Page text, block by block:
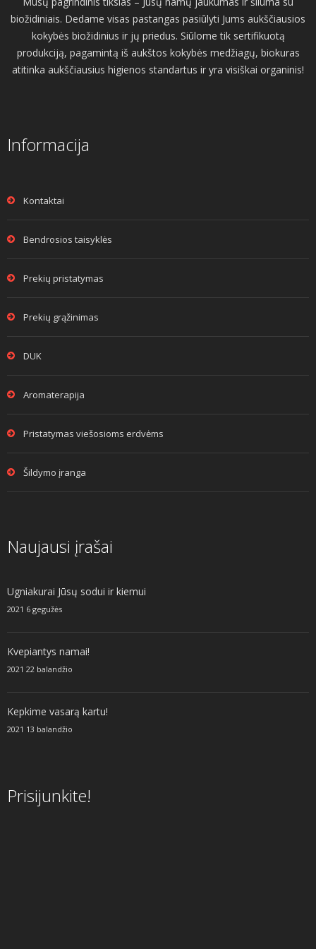
biožidiniais. Dedame visas pastangas pasiūlyti Jums aukščiausios
kokybės biožidinius ir jų priedus. Siūlome tik sertifikuotą
produkciją, pagamintą iš aukštos kokybės medžiagų, biokuras
atitinka aukščiausius higienos standartus ir yra visiškai organinis!
Informacija
Kontaktai
Bendrosios taisyklės
Prekių pristatymas
Prekių grąžinimas
DUK
Aromaterapija
Pristatymas viešosioms erdvėms
Šildymo įranga
Naujausi įrašai
Ugniakurai Jūsų sodui ir kiemui
2021 6 gegužės
Kvepiantys namai!
2021 22 balandžio
Kepkime vasarą kartu!
2021 13 balandžio
Prisijunkite!